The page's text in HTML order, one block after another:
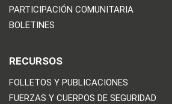
PARTICIPACIÓN COMUNITARIA
BOLETINES
RECURSOS
FOLLETOS Y PUBLICACIONES
FUERZAS Y CUERPOS DE SEGURIDAD